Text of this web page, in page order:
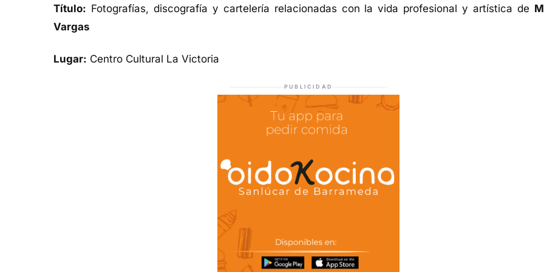
Título: Fotografías, discografía y cartelería relacionadas con la vida profesional y artística de
Vargas
Lugar: Centro Cultural La Victoria
PUBLICIDAD